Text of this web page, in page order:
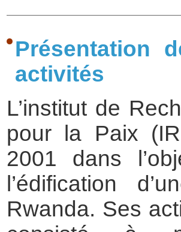
Présentation
activités
L’institut de
pour la Paix
2001 dans
l’édification
Rwanda. Ses